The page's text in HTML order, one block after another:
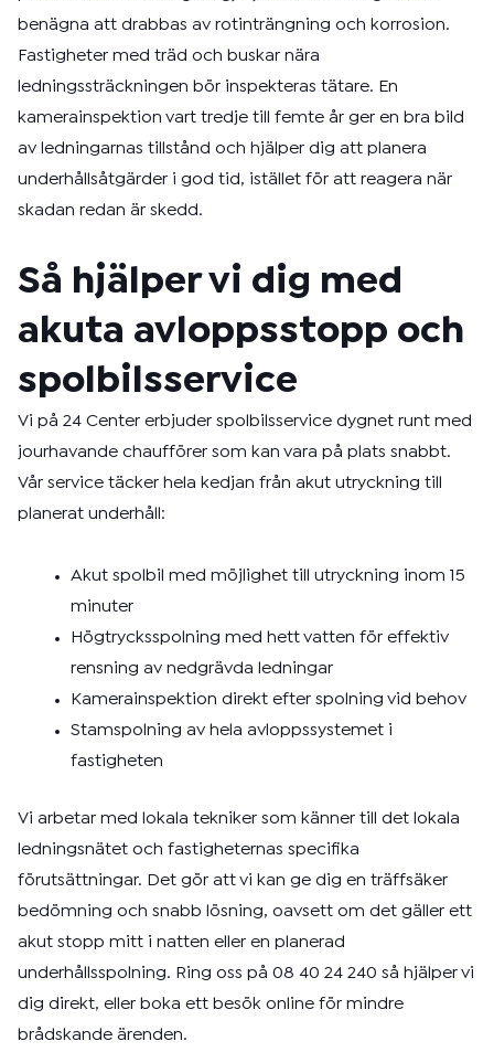
benägna att drabbas av rotinträngning och korrosion.
Fastigheter med träd och buskar nära
ledningssträckningen bör inspekteras tätare. En
kamerainspektion vart tredje till femte år ger en bra bild
av ledningarnas tillstånd och hjälper dig att planera
underhållsåtgärder i god tid, istället för att reagera när
skadan redan är skedd.
Så hjälper vi dig med
akuta avloppsstopp och
spolbilsservice
Vi på 24 Center erbjuder spolbilsservice dygnet runt med
jourhavande chaufförer som kan vara på plats snabbt.
Vår service täcker hela kedjan från akut utryckning till
planerat underhåll:
Akut spolbil med möjlighet till utryckning inom 15
minuter
Högtrycksspolning med hett vatten för effektiv
rensning av nedgrävda ledningar
Kamerainspektion direkt efter spolning vid behov
Stamspolning av hela avloppssystemet i
fastigheten
Vi arbetar med lokala tekniker som känner till det lokala
ledningsnätet och fastigheternas specifika
förutsättningar. Det gör att vi kan ge dig en träffsäker
bedömning och snabb lösning, oavsett om det gäller ett
akut stopp mitt i natten eller en planerad
underhållsspolning. Ring oss på 08 40 24 240 så hjälper vi
dig direkt, eller boka ett besök online för mindre
brådskande ärenden.